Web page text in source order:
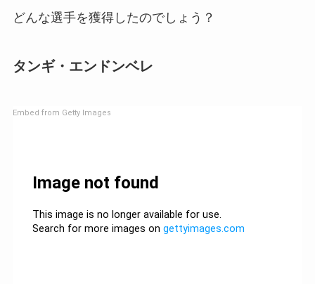
どんな選手を獲得したのでしょう？
タンギ・エンドンベレ
Embed from Getty Images